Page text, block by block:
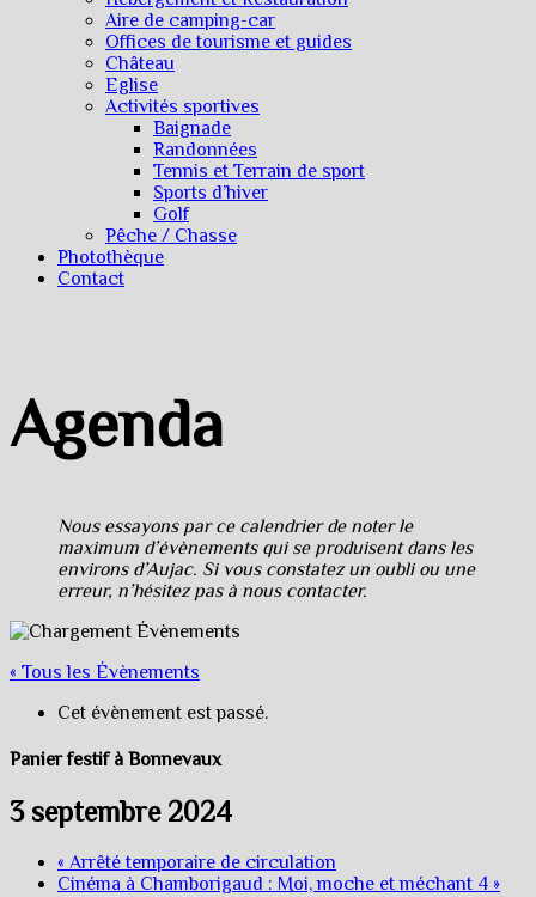
Aire de camping-car
Offices de tourisme et guides
Château
Eglise
Activités sportives
Baignade
Randonnées
Tennis et Terrain de sport
Sports d’hiver
Golf
Pêche / Chasse
Photothèque
Contact
Agenda
Nous essayons par ce calendrier de noter le
maximum d’évènements qui se produisent dans les
environs d’Aujac. Si vous constatez un oubli ou une
erreur, n’hésitez pas à nous contacter.
« Tous les Évènements
Cet évènement est passé.
Panier festif à Bonnevaux
3 septembre 2024
« Arrêté temporaire de circulation
Cinéma à Chamborigaud : Moi, moche et méchant 4 »